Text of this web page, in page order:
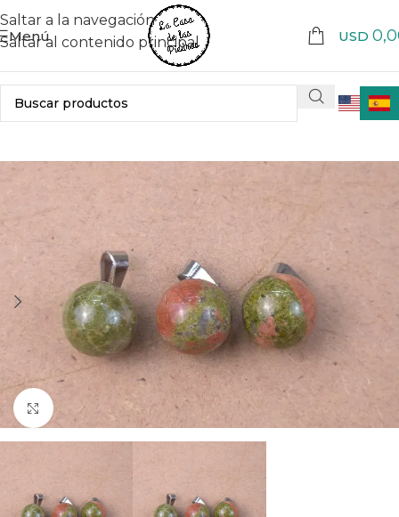
Saltar a la navegación
Saltar al contenido principal
Menú USD
Haga clic para ampliar